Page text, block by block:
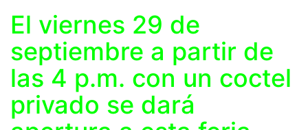
El viernes 29 de
septiembre a partir de
las 4 p.m. con un coctel
privado se dará